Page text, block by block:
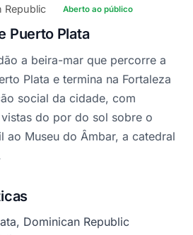
Republic Aberto ao público
Puerto Plata
a beira-mar que percorre a
Plata e termina na Fortaleza
social da cidade, com
do por do sol sobre o
ao Museu do Âmbar, a catedral
Dominican Republic